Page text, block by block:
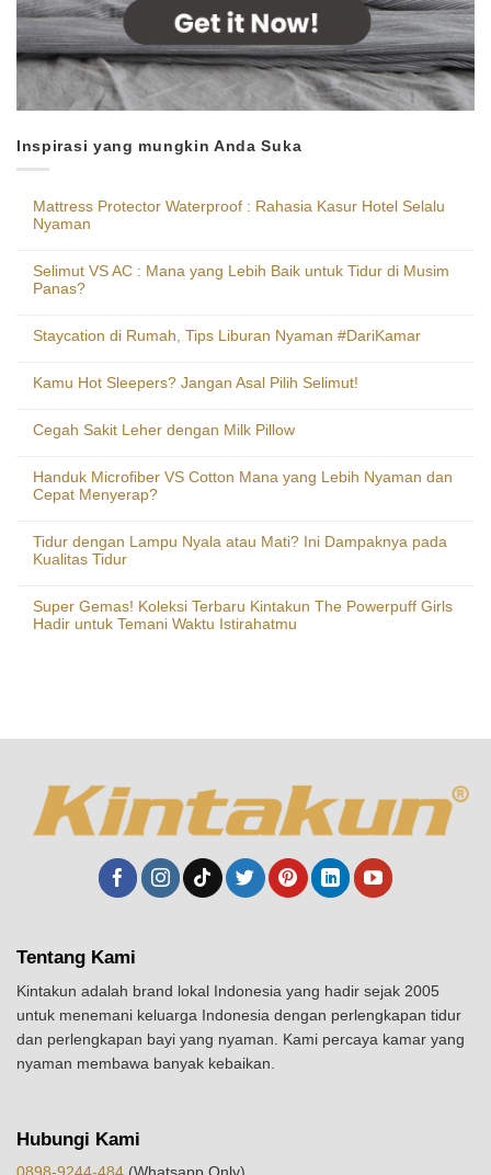
Inspirasi yang mungkin Anda Suka
Mattress Protector Waterproof : Rahasia Kasur Hotel Selalu
Nyaman
Selimut VS AC : Mana yang Lebih Baik untuk Tidur di Musim
Panas?
Staycation di Rumah, Tips Liburan Nyaman #DariKamar
Kamu Hot Sleepers? Jangan Asal Pilih Selimut!
Cegah Sakit Leher dengan Milk Pillow
Handuk Microfiber VS Cotton Mana yang Lebih Nyaman dan
Cepat Menyerap?
Tidur dengan Lampu Nyala atau Mati? Ini Dampaknya pada
Kualitas Tidur
Super Gemas! Koleksi Terbaru Kintakun The Powerpuff Girls
Hadir untuk Temani Waktu Istirahatmu
Tentang Kami
Kintakun adalah brand lokal Indonesia yang hadir sejak 2005
untuk menemani keluarga Indonesia dengan perlengkapan tidur
dan perlengkapan bayi yang nyaman. Kami percaya kamar yang
nyaman membawa banyak kebaikan.
Hubungi Kami